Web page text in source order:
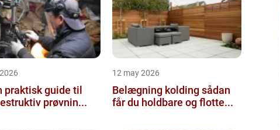
prøvnin...
12 may 2026
Belægning kolding sådan
får du holdbare og flotte...